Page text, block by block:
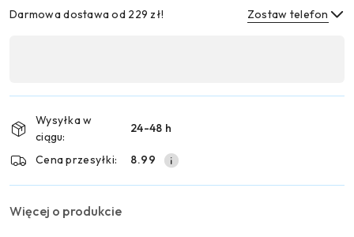
Darmowa dostawa od 229 zł! Zostaw telefon
dostawa
Wysyłka w
ciągu:
24-48 h
Cena przesyłki: 8.99
Więcej o produkcie